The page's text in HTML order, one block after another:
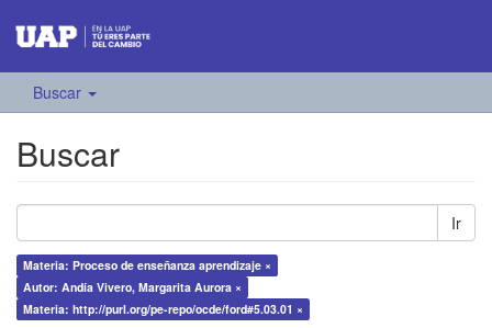
Buscar
Buscar
Ir
Materia: Proceso de enseñanza aprendizaje ×
Autor: Andía Vivero, Margarita Aurora ×
Materia: http://purl.org/pe-repo/ocde/ford#5.03.01 ×